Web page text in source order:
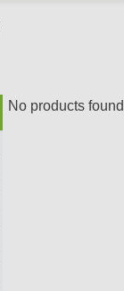
No products